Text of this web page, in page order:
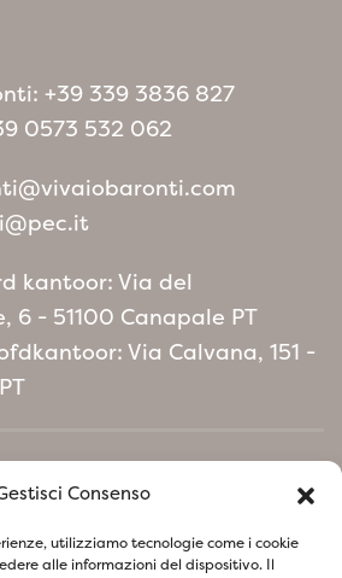
Consenso
utilizziamo tecnologie come i cookie
alle informazioni del dispositivo. Il
+39 339 3836 827
0573 532 062
kantoor: Via del
6 - 51100 Canapale PT
Via Calvana, 151 -